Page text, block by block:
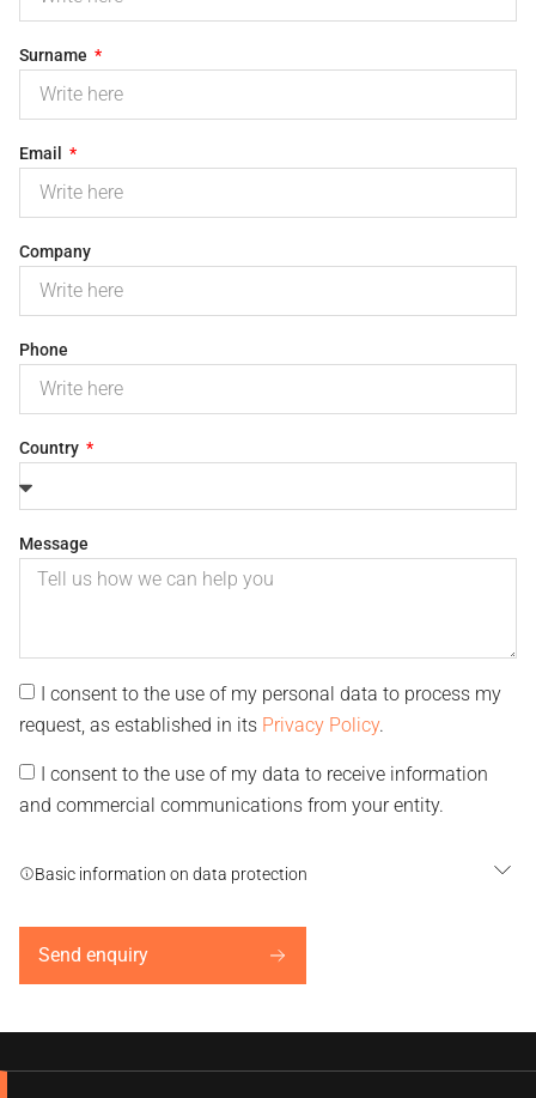
Surname
Email
Company
Phone
Country
Message
I consent to the use of my personal data to process my
request, as established in its Privacy Policy.
I consent to the use of my data to receive information
and commercial communications from your entity.
Basic information on data protection
Send enquiry